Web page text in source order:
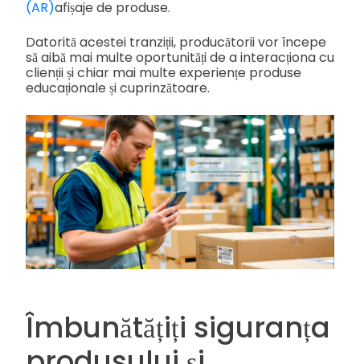
(AR)afișaje de produse.
Datorită acestei tranziții, producătorii vor începe
să aibă mai multe oportunități de a interacționa cu
clienții și chiar mai multe experiențe produse
educaționale și cuprinzătoare.
Îmbunătățiți siguranța